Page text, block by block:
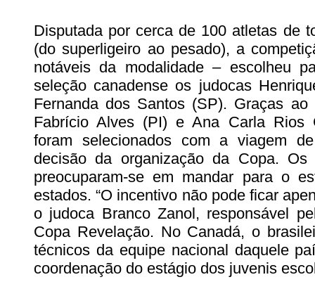
Disputada por cerca de 100 atletas de
(do superligeiro ao pesado), a
notáveis da modalidade – escolheu
seleção canadense os judocas
Fernanda dos Santos (SP). Graças ao
Fabrício Alves (PI) e Ana Carla Rios
foram selecionados com a viagem
decisão da organização da Copa. Os
preocuparam-se em mandar para o
estados. “O incentivo não pode ficar
o judoca Branco Zanol, responsável
Copa Revelação. No Canadá, o
técnicos da equipe nacional daquele
coordenação do estágio dos juvenis